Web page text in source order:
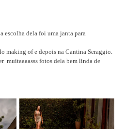
escolha dela foi uma janta para
making of e depois na Cantina Seraggio.
muitaaaasss fotos dela bem linda de